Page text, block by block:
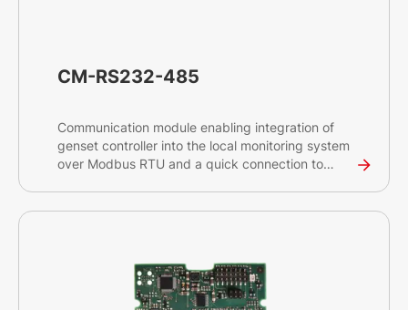
CM-RS232-485
Communication module enabling integration of
genset controller into the local monitoring system
over Modbus RTU and a quick connection to